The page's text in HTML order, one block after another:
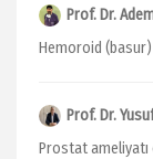
Prof. Dr.
Hemoroid
Prof. Dr.
Prostat